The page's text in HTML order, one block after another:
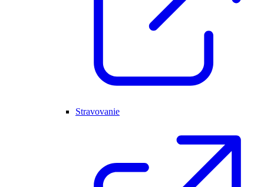
Stravovanie